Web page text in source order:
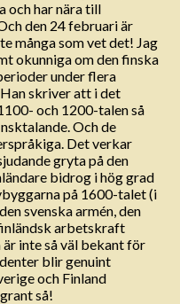
och har nära till
den 24 februari är
många som vet det! Jag
okunniga om den finska
under flera
skriver att i det
och 1200-talen så
Och de
Det verkar
gryta på den
bidrog i hög grad
på 1600-talet (i
svenska armén, den
arbetskraft
inte så väl bekant för
blir genuint
och Finland
så!